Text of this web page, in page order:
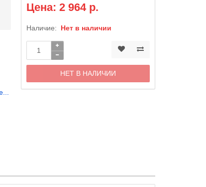
Цена: 2 964 р.
Наличие: Нет в наличии
НЕТ В НАЛИЧИИ